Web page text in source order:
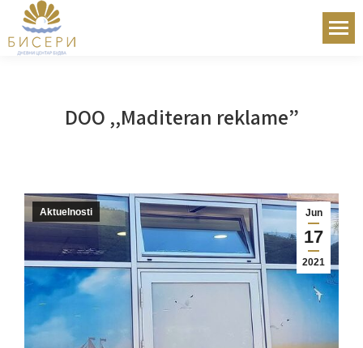
DOO ,,Maditeran reklame”
Jun
17
2021
Aktuelnosti